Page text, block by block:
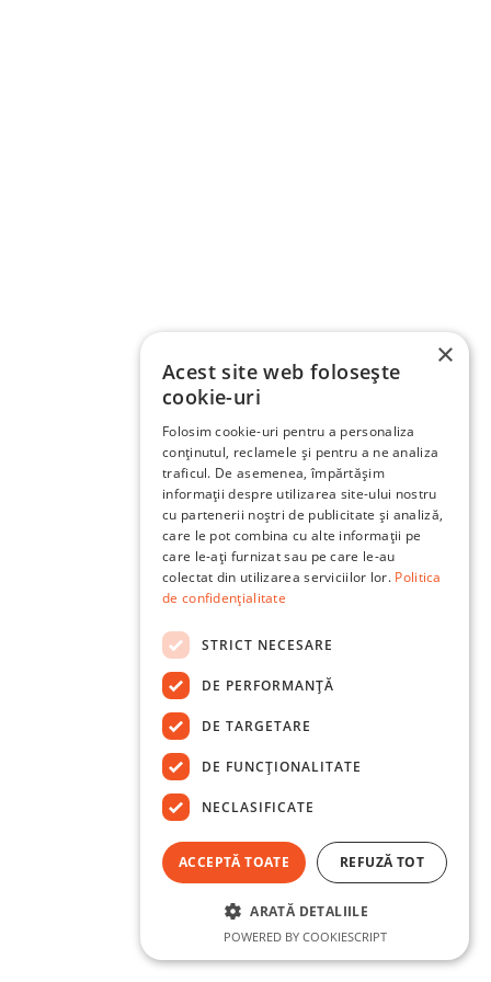
×
Acest site web folosește
cookie-uri
Folosim cookie-uri pentru a personaliza
conținutul, reclamele și pentru a ne analiza
traficul. De asemenea, împărtășim
informații despre utilizarea site-ului nostru
cu partenerii noștri de publicitate și analiză,
care le pot combina cu alte informații pe
care le-ați furnizat sau pe care le-au
colectat din utilizarea serviciilor lor. Politica
de confidențialitate
STRICT NECESARE
DE PERFORMANȚĂ
DE TARGETARE
DE FUNCŢIONALITATE
NECLASIFICATE
ACCEPTĂ TOATE REFUZĂ TOT
ARATĂ DETALIILE
POWERED BY COOKIESCRIPT